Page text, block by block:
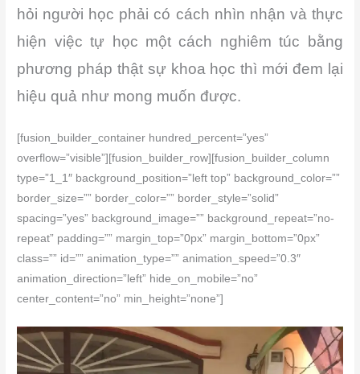
hỏi người học phải có cách nhìn nhận và thực
hiện việc tự học một cách nghiêm túc bằng
phương pháp thật sự khoa học thì mới đem lại
hiệu quả như mong muốn được.
[fusion_builder_container hundred_percent=”yes”
overflow=”visible”][fusion_builder_row][fusion_builder_column
type=”1_1″ background_position=”left top” background_color=””
border_size=”” border_color=”” border_style=”solid”
spacing=”yes” background_image=”” background_repeat=”no-
repeat” padding=”” margin_top=”0px” margin_bottom=”0px”
class=”” id=”” animation_type=”” animation_speed=”0.3″
animation_direction=”left” hide_on_mobile=”no”
center_content=”no” min_height=”none”]